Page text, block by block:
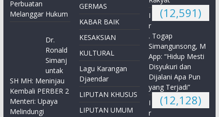
Perbuatan
Melanggar Hukum
Dr.
Ronald
Simanj
untak
SH MH: Meninjau
Kembali PERBER 2
Menteri: Upaya
Melindungi
GERMAS
KABAR BAIK
KESAKSIAN
KULTURAL
Lagu Karangan
Djaendar
LIPUTAN KHUSUS
LIPUTAN UMUM
(12,591)
I
r
. Togap
Simangunsong, M
App: “Hidup Mesti
Disyukuri dan
Dijalani Apa Pun
yang Terjadi”
(12,128)
I
r